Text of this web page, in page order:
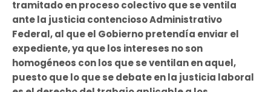
tramitado en proceso colectivo que se ventila
ante la justicia contencioso Administrativo
Federal, al que el Gobierno pretendía enviar el
expediente, ya que los intereses no son
homogéneos con los que se ventilan en aquel,
puesto que lo que se debate en la justicia laboral